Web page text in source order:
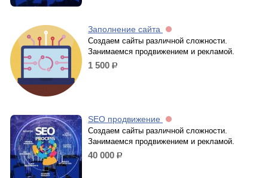
Заполнение сайта
Создаем сайты различной сложности.
Занимаемся продвижением и рекламой.
1 500 р.
SEO продвижение
Создаем сайты различной сложности.
Занимаемся продвижением и рекламой.
40 000 р.